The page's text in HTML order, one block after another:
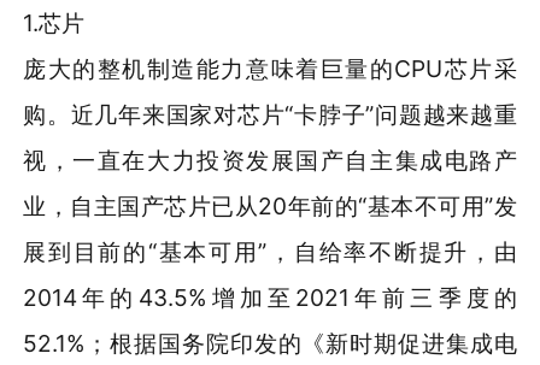
1.芯片
庞大的整机制造能力意味着巨量的CPU芯片采
购。近几年来国家对芯片“卡脖子”问题越来越重
视，一直在大力投资发展国产自主集成电路产
业，自主国产芯片已从20年前的“基本不可用”发
展到目前的“基本可用”，自给率不断提升，由
2014年的43.5%增加至2021年前三季度的
52.1%；根据国务院印发的《新时期促进集成电